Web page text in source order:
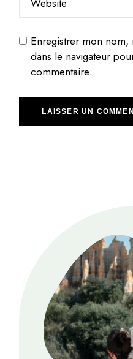
Enregistrer mon
dans le navigateur
commentaire.
LAISSER UN